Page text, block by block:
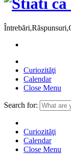
Curiozităţi
Calendar
Close Menu
Search for:
Curiozităţi
Calendar
Close Menu